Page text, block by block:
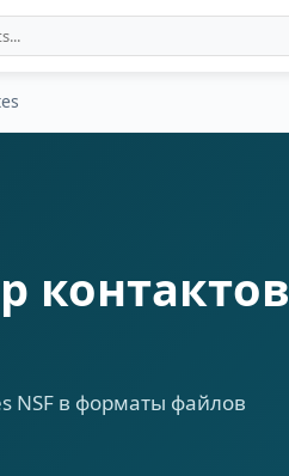
контактов
NSF в форматы файлов